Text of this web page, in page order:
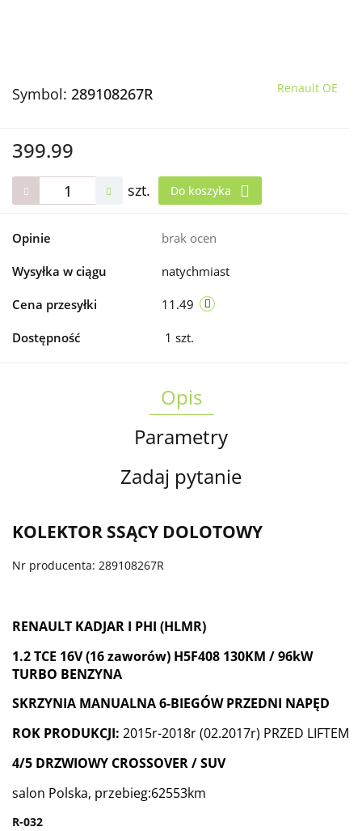
Symbol: 289108267R Renault OE
399.99
szt. Do koszyka
Opinie brak ocen
Wysyłka w ciągu natychmiast
Cena przesyłki 11.49
Dostępność 1 szt.
Opis
Parametry
Zadaj pytanie
KOLEKTOR SSĄCY DOLOTOWY
Nr producenta: 289108267R
RENAULT KADJAR I PHI (HLMR)
1.2 TCE 16V (16 zaworów) H5F408 130KM / 96kW
TURBO BENZYNA
SKRZYNIA MANUALNA 6-BIEGÓW PRZEDNI NAPĘD
ROK PRODUKCJI: 2015r-2018r (02.2017r) PRZED LIFTEM
4/5 DRZWIOWY CROSSOVER / SUV
salon Polska, przebieg:62553km
R-032